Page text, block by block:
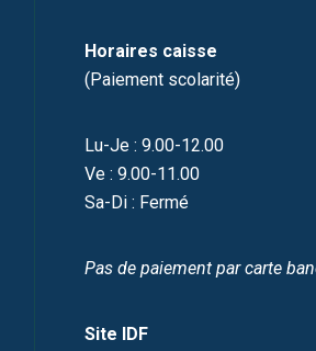
Horaires caisse
(Paiement scolarité)
Lu-Je : 9.00-12.00
Ve : 9.00-11.00
Sa-Di : Fermé
Pas de paiement par carte
Site IDF